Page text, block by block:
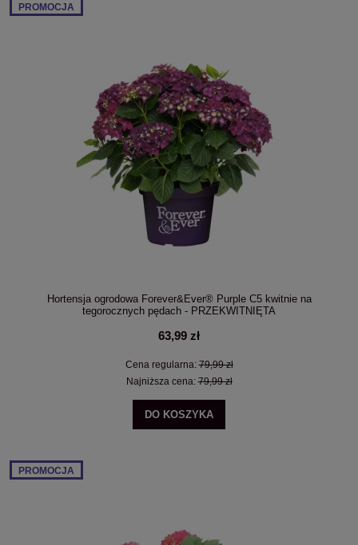
Hortensja ogrodowa Forever&Ever® Purple C5 kwitnie na
tegorocznych pędach - PRZEKWITNIĘTA
63,99 zł
Cena regularna:79,99 zł
Najniższa cena:79,99 zł
DO KOSZYKA
PROMOCJA
PROMOCJA